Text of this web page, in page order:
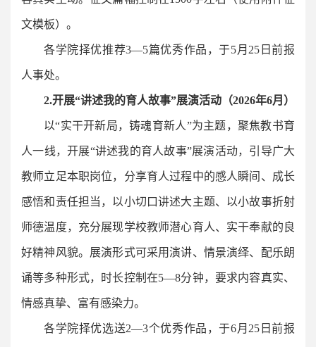
文模板）。
各学院择优推荐3—5篇优秀作品，于5月25日前报
人事处。
2.开展“讲述我的育人故事”展演活动 （2026年6月 ）
以“实干开新局，铸魂育新人”为主题，聚焦教书育
人一线，开展“讲述我的育人故事”展演活动，引导广大
教师立足本职岗位，分享育人过程中的感人瞬间、成长
感悟和责任担当，以小切口讲述大主题、以小故事折射
师德温度，充分展现学校教师潜心育人、实干奉献的良
好精神风貌。展演形式可采用演讲、情景演绎、配乐朗
诵等多种形式，时长控制在5—8分钟，要求内容真实、
情感真挚、富有感染力。
各学院择优选送2—3个优秀作品，于6月25日前报